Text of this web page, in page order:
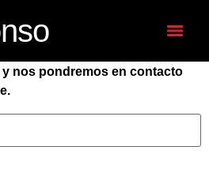
nos pondremos en contacto